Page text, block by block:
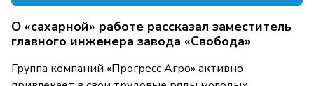
О «сахарной» работе рассказал заместитель
главного инженера завода «Свобода»
Группа компаний «Прогресс Агро» активно